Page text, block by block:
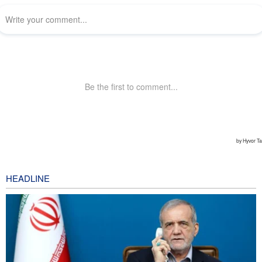
HEADLINE